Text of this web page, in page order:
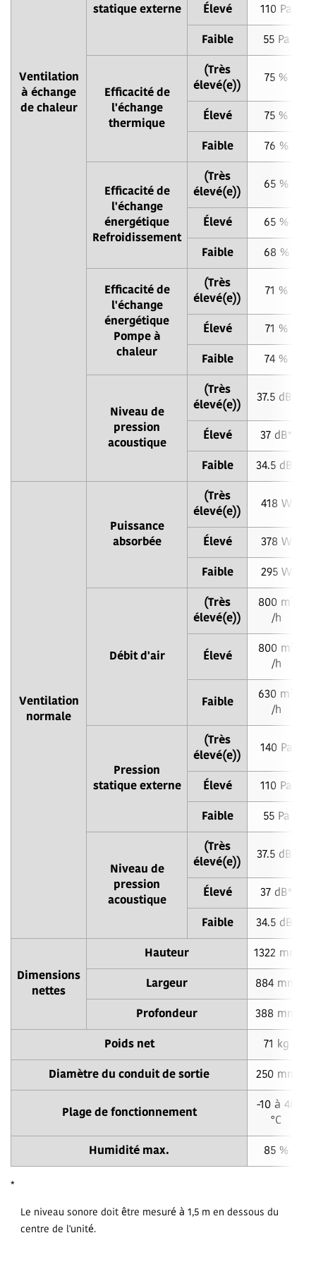
Ventilation
à échange
de chaleur
statique externe
Élevé 110 Pa
Faible 55 Pa
Efficacité de
l'échange
thermique
(Très
élevé(e))
75 %
Élevé 75 %
Faible 76 %
Efficacité de
l'échange
énergétique
Refroidissement
(Très
élevé(e))
65 %
Élevé 65 %
Faible 68 %
Efficacité de
l'échange
énergétique
Pompe à
chaleur
(Très
élevé(e))
71 %
Élevé 71 %
Faible 74 %
Niveau de
pression
acoustique
(Très
élevé(e))
37.5 dB*
Élevé 37 dB*
Faible 34.5 dB*
Ventilation
normale
Puissance
absorbée
(Très
élevé(e))
418 W
Élevé 378 W
Faible 295 W
Débit d'air
(Très
élevé(e))
800 m³
/h
Élevé
800 m³
/h
Faible
630 m³
/h
Pression
statique externe
(Très
élevé(e))
140 Pa
Élevé 110 Pa
Faible 55 Pa
Niveau de
pression
acoustique
(Très
élevé(e))
37.5 dB*
Élevé 37 dB*
Faible 34.5 dB*
Dimensions
nettes
Hauteur 1322 mm
Largeur 884 mm
Profondeur 388 mm
Poids net 71 kg
Diamètre du conduit de sortie 250 mm
Plage de fonctionnement
-10 à 40
°C
Humidité max. 85 %
*
Le niveau sonore doit être mesuré à 1,5 m en dessous du
centre de l'unité.